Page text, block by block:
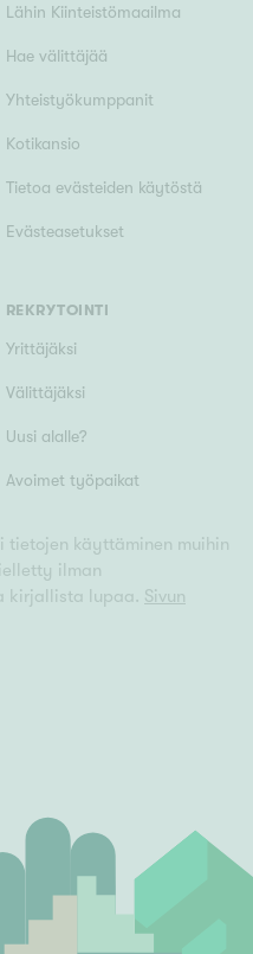
Lähin Kiinteistömaailma
Hae välittäjää
Yhteistyökumppanit
Kotikansio
Tietoa evästeiden käytöstä
Evästeasetukset
REKRYTOINTI
Yrittäjäksi
Välittäjäksi
Uusi alalle?
Avoimet työpaikat
käyttäminen muihin
ilman
kirjallista lupaa. Sivun